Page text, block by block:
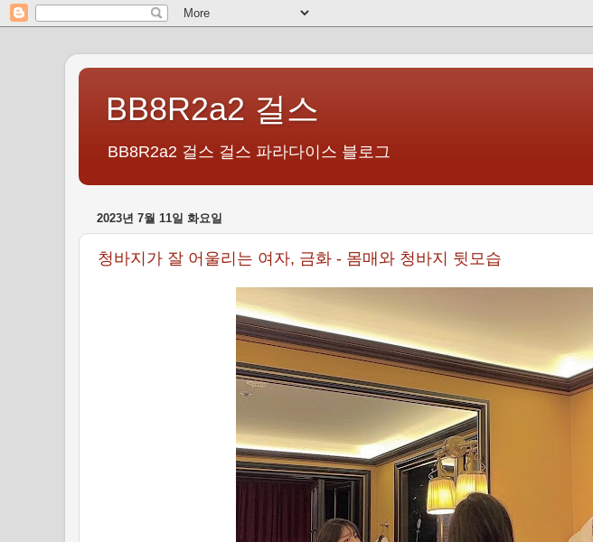
BB8R2a2 걸스
BB8R2a2 걸스 걸스 파라다이스 블로그
2023년 7월 11일 화요일
청바지가 잘 어울리는 여자, 금화 - 몸매와 청바지 뒷모습